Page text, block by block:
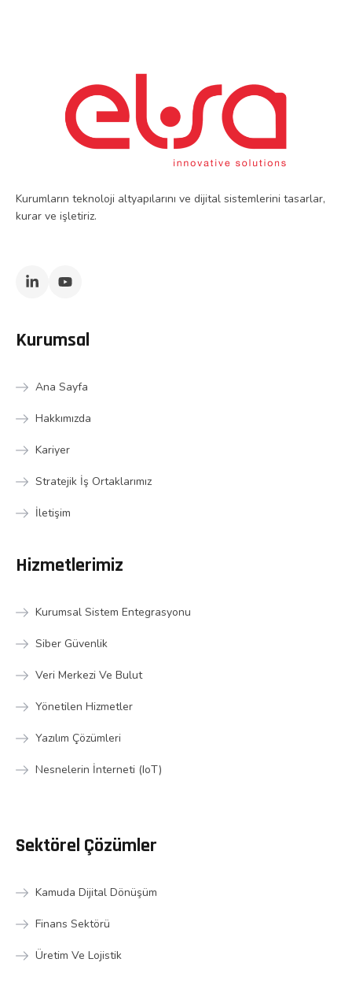
Kurumların teknoloji altyapılarını ve dijital sistemlerini tasarlar,
kurar ve işletiriz.
Kurumsal
Ana Sayfa
Hakkımızda
Kariyer
Stratejik İş Ortaklarımız
İletişim
Hizmetlerimiz
Kurumsal Sistem Entegrasyonu
Siber Güvenlik
Veri Merkezi Ve Bulut
Yönetilen Hizmetler
Yazılım Çözümleri
Nesnelerin İnterneti (IoT)
Sektörel Çözümler
Kamuda Dijital Dönüşüm
Finans Sektörü
Üretim Ve Lojistik